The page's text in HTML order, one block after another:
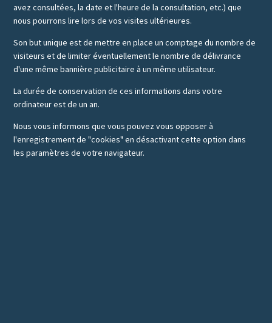
avez consultées, la date et l'heure de la consultation, etc.) que
nous pourrons lire lors de vos visites ultérieures.
Son but unique est de mettre en place un comptage du nombre de
visiteurs et de limiter éventuellement le nombre de délivrance
d'une même bannière publicitaire à un même utilisateur.
La durée de conservation de ces informations dans votre
ordinateur est de un an.
Nous vous informons que vous pouvez vous opposer à
l'enregistrement de "cookies" en désactivant cette option dans
les paramètres de votre navigateur.